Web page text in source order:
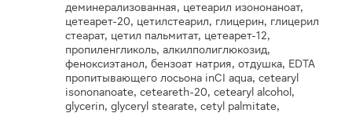
деминерализованная, цетеарил изононаноат,
цетеарет-20, цетилстеарил, глицерин, глицерил
стеарат, цетил пальмитат, цетеарет-12,
пропиленгликоль, алкилполиглюкозид,
феноксиэтанол, бензоат натрия, отдушка, EDTA
пропитывающего лосьона inCI aqua, cetearyl
isononanoate, ceteareth-20, cetearyl alcohol,
glycerin, glyceryl stearate, cetyl palmitate,